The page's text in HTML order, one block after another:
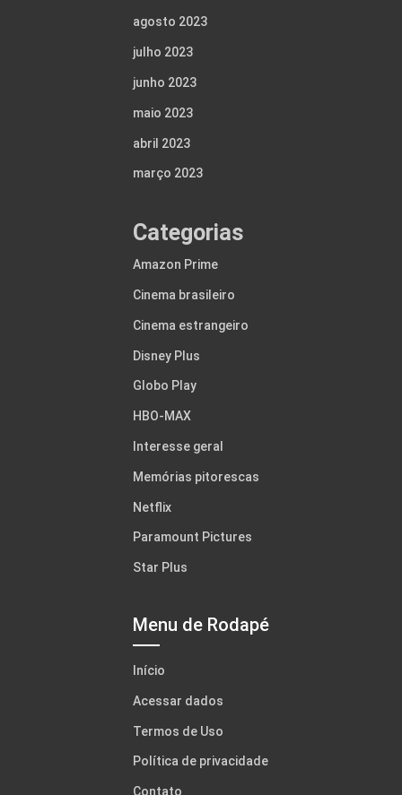
agosto 2023
julho 2023
junho 2023
maio 2023
abril 2023
março 2023
Categorias
Amazon Prime
Cinema brasileiro
Cinema estrangeiro
Disney Plus
Globo Play
HBO-MAX
Interesse geral
Memórias pitorescas
Netflix
Paramount Pictures
Star Plus
Menu de Rodapé
Início
Acessar dados
Termos de Uso
Política de privacidade
Contato